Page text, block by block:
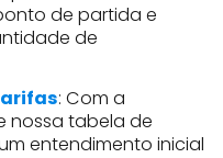
de partida e
de
: Com a
nossa tabela de
entendimento inicial